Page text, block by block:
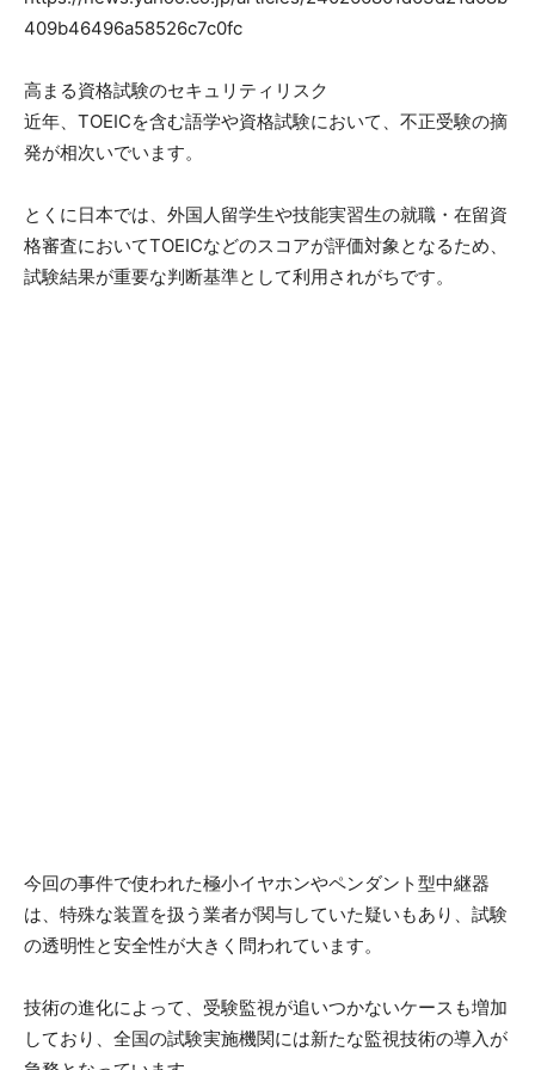
409b46496a58526c7c0fc
高まる資格試験のセキュリティリスク
近年、TOEICを含む語学や資格試験において、不正受験の摘
発が相次いでいます。
とくに日本では、外国人留学生や技能実習生の就職・在留資
格審査においてTOEICなどのスコアが評価対象となるため、
試験結果が重要な判断基準として利用されがちです。
今回の事件で使われた極小イヤホンやペンダント型中継器
は、特殊な装置を扱う業者が関与していた疑いもあり、試験
の透明性と安全性が大きく問われています。
技術の進化によって、受験監視が追いつかないケースも増加
しており、全国の試験実施機関には新たな監視技術の導入が